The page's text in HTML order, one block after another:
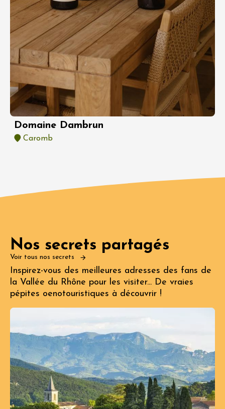
Domaine Dambrun
Caromb
Nos secrets partagés
Voir tous nos secrets
Inspirez-vous des meilleures adresses des fans de
la Vallée du Rhône pour les visiter... De vraies
pépites oenotouristiques à découvrir !